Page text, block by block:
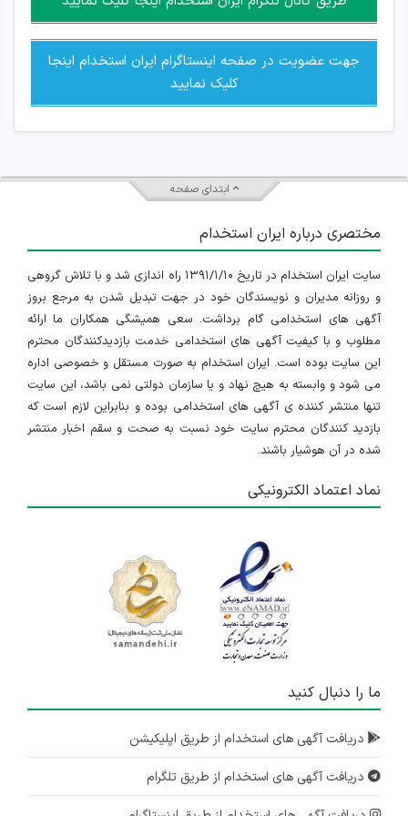
جهت عضویت در صفحه اینستاگرام ایران استخدام اینجا
کلیک نمایید
ابتدای صفحه
مختصری درباره ایران استخدام
سایت ایران استخدام در تاریخ ۱۳۹۱/۱/۱۰ راه اندازی شد و با تلاش گروهی
و روزانه مدیران و نویسندگان خود در جهت تبدیل شدن به مرجع بروز
آگهی های استخدامی گام برداشت. سعی همیشگی همکاران ما ارائه
مطلوب و با کیفیت آگهی های استخدامی خدمت بازدیدکنندگان محترم
این سایت بوده است. ایران استخدام به صورت مستقل و خصوصی اداره
می شود و وابسته به هیچ نهاد و یا سازمان دولتی نمی باشد، این سایت
تنها منتشر کننده ی آگهی های استخدامی بوده و بنابراین لازم است که
بازدید کنندگان محترم سایت خود نسبت به صحت و سقم اخبار منتشر
شده در آن هوشیار باشند.
نماد اعتماد الکترونیکی
ما را دنبال کنید
دریافت آگهی های استخدام از طریق اپلیکیشن
دریافت آگهی های استخدام از طریق تلگرام